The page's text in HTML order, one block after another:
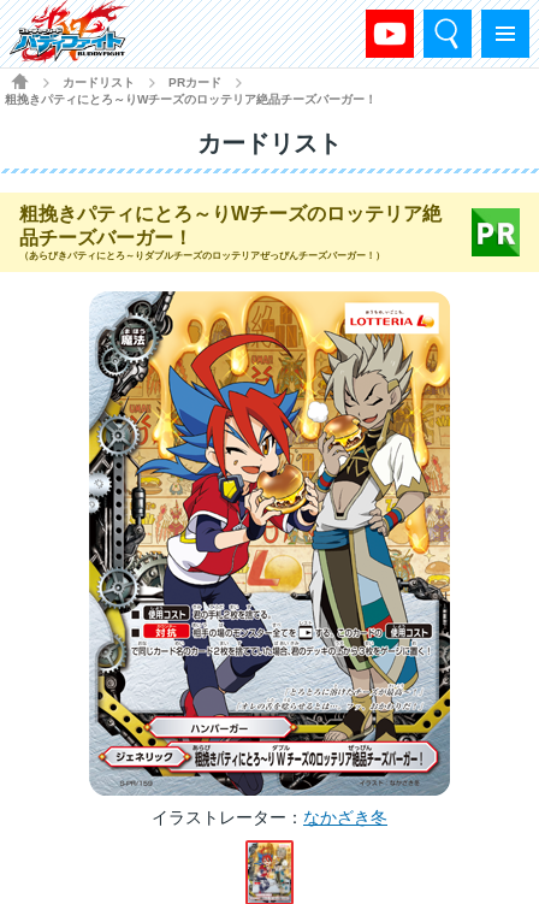
メニュー
検索
HOME
カードリスト PRカード
粗挽きパティにとろ～りWチーズのロッテリア絶品チーズバーガー！
カードリスト
粗挽きパティにとろ～りWチーズのロッテリア絶
品チーズバーガー！
（あらびきパティにとろ～りダブルチーズのロッテリアぜっぴんチーズバーガー！）
イラストレーター なかざき冬